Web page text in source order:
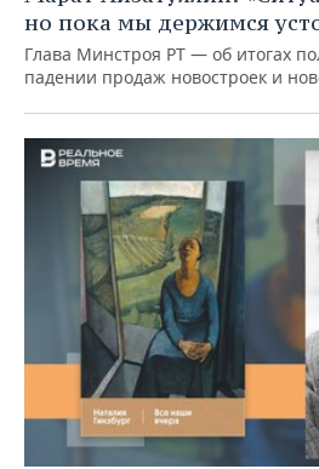
но пока мы держимся
Глава Минстроя РТ — об итогах
падении продаж новостроек и